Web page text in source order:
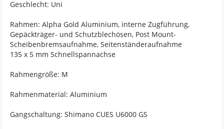
Geschlecht: Uni
Rahmen: Alpha Gold Aluminium, interne Zugführung,
Gepäckträger- und Schutzblechösen, Post Mount-
Scheibenbremsaufnahme, Seitenständeraufnahme
135 x 5 mm Schnellspannachse
Rahmengröße: M
Rahmenmaterial: Aluminium
Gangschaltung: Shimano CUES U6000 GS